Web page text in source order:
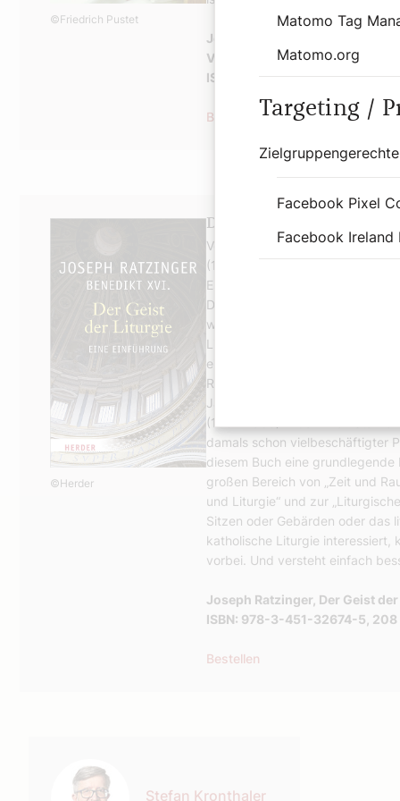
©Friedrich Pustet
Joseph Ratzinger,
Vorwort von Papst Benedikt
ISBN: 978-3-7917-2070-8, 232
Bestellen
©Herder
Der Geist der Liturgie
Vor 105 Jahren, zu Ostern
(1962-1965) erschien Romano
Es war gleichsam der Aufbruch
Damals wurde die Liturgie in
wiederentdeckt und auch
Liturgie hat auch Joseph
eingeladen, dessen Titel wohl
Ratzinger wollte damit gleichsam
Jahrzehnte nach der Liturgie-
(1962-1965) mit all ihren
damals schon vielbeschäftigter
diesem Buch eine grundlegende
großen Bereich von „Zeit und
und Liturgie“ und zur
Sitzen oder Gebärden oder das
katholische Liturgie interessiert,
vorbei. Und versteht einfach
Joseph Ratzinger, Der Geist
ISBN: 978-3-451-32674-5, 208
Bestellen
Stefan Kronthaler
Matomo Tag
Matomo.org
Targeting /
Facebook Pixel
Facebook Ireland